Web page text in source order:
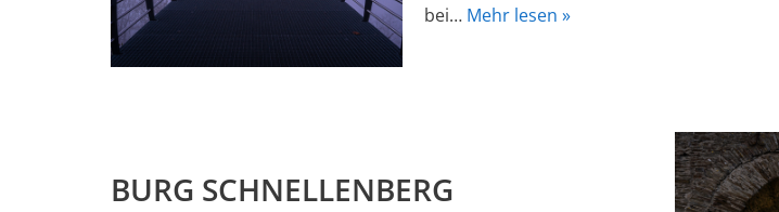
bei… Mehr lesen »
BURG SCHNELLENBERG